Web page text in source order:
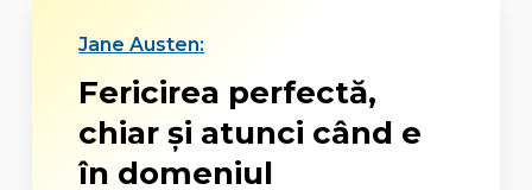
Jane Austen:
Fericirea perfectă,
chiar şi atunci când e
în domeniul